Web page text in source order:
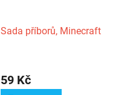
Sada příborů, Minecraft
59 Kč